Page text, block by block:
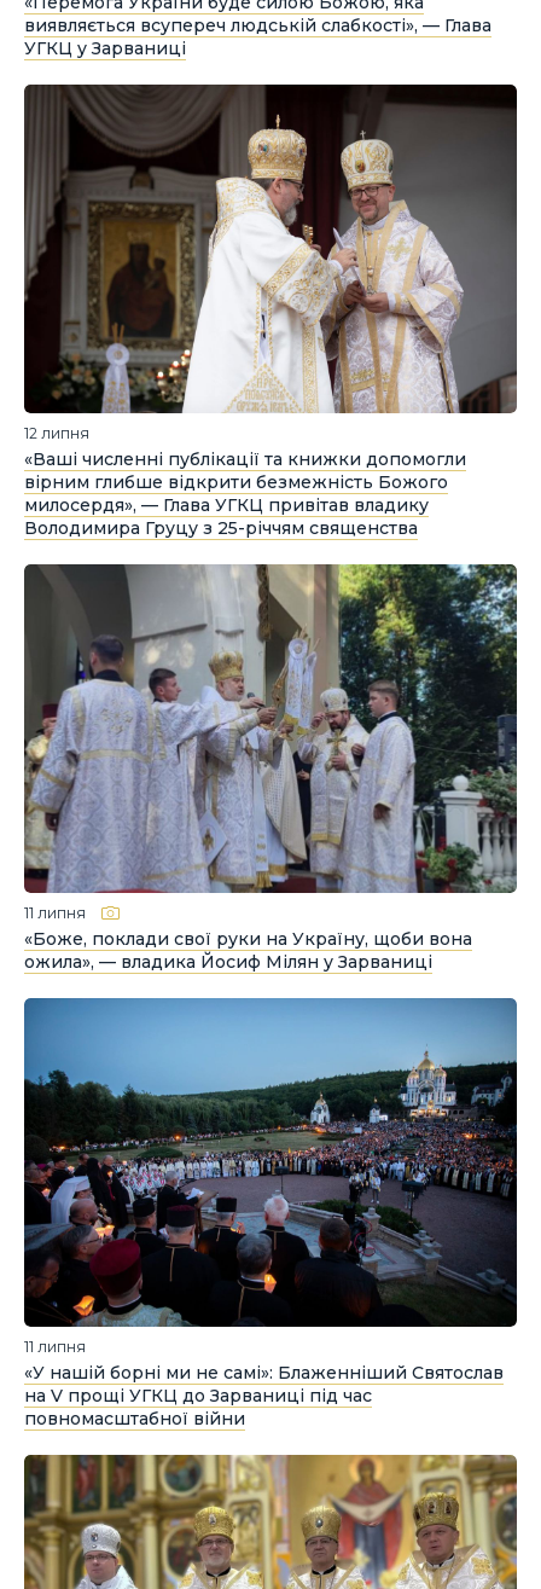
виявляється всупереч людській слабкості», — Глава
УГКЦ у Зарваниці
12 липня
«Ваші численні публікації та книжки допомогли
вірним глибше відкрити безмежність Божого
милосердя», — Глава УГКЦ привітав владику
Володимира Груцу з 25-річчям священства
11 липня
«Боже, поклади свої руки на Україну, щоби вона
ожила», — владика Йосиф Мілян у Зарваниці
11 липня
«У нашій борні ми не самі»: Блаженніший Святослав
на V прощі УГКЦ до Зарваниці під час
повномасштабної війни